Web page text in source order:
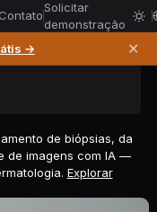
Contato
Solicitar
demonstração
→ ✕
de biópsias, da
de imagens com IA —
Explorar